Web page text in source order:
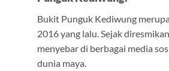
Bukit Punguk Kediwung
2016 yang lalu. Sejak
menyebar di berbagai media
dunia maya.